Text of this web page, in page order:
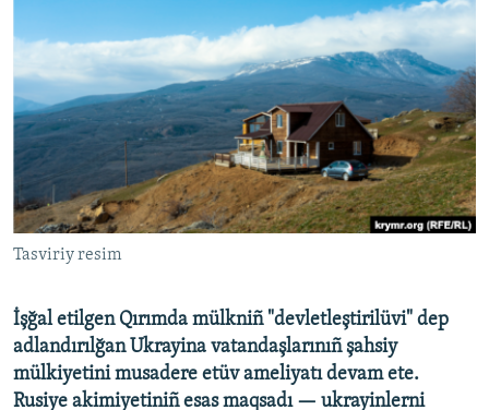
BLOGLAR
FİKİR
Русский
Українською
QOŞULIÑIZ!
RFE/RS bütün saytları
Tasviriy resim
İşğal etilgen Qırımda mülkniñ "devletleştirilüvi" dep
adlandırılğan Ukrayina vatandaşlarınıñ şahsiy
mülkiyetini musadere etüv ameliyatı devam ete.
Rusiye akimiyetiniñ esas maqsadı — ukrayinlerni